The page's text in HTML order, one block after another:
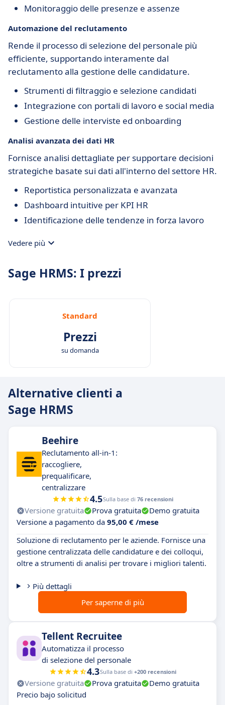
Monitoraggio delle presenze e assenze
Automazione del reclutamento
Rende il processo di selezione del personale più
efficiente, supportando interamente dal
reclutamento alla gestione delle candidature.
Strumenti di filtraggio e selezione candidati
Integrazione con portali di lavoro e social media
Gestione delle interviste ed onboarding
Analisi avanzata dei dati HR
Fornisce analisi dettagliate per supportare decisioni
strategiche basate sui dati all'interno del settore HR.
Reportistica personalizzata e avanzata
Dashboard intuitive per KPI HR
Identificazione delle tendenze in forza lavoro
Vedere più
Sage HRMS: I prezzi
Standard
Prezzi
su domanda
Alternative clienti a
Sage HRMS
Beehire
Reclutamento all-in-1:
raccogliere,
prequalificare,
centralizzare
4.5Sulla base di 76 recensioni
Versione gratuita Prova gratuita
Demo gratuita
Versione a pagamento da 95,00 € /mese
Soluzione di reclutamento per le aziende. Fornisce una
gestione centralizzata delle candidature e dei colloqui,
oltre a strumenti di analisi per trovare i migliori talenti.
Più dettagli
Per saperne di più
Tellent Recruitee
Automatizza il processo
di selezione del personale
4.3Sulla base di +200 recensioni
Versione gratuita Prova gratuita
Demo gratuita
Precio bajo solicitud